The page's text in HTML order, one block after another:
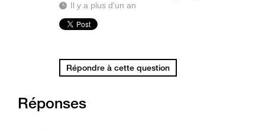
Il y a plus d'un an
Répondre à cette question
Réponses